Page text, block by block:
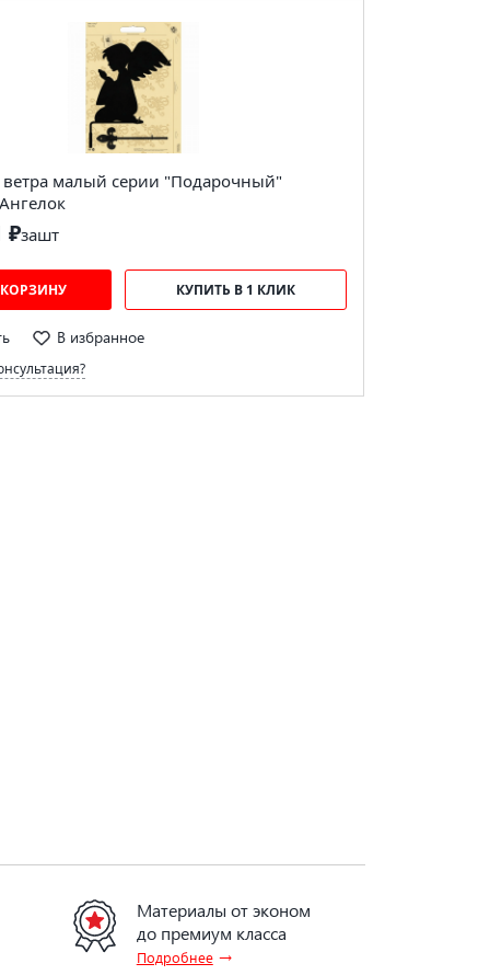
ветра малый серии "Подарочный"
₽зашт
КУПИТЬ В 1 КЛИК
В избранное
Материалы от эконом
до премиум класса
Подробнее→